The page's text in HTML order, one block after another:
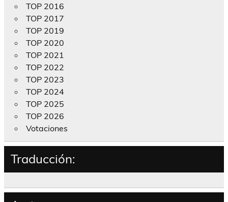
TOP 2016
TOP 2017
TOP 2019
TOP 2020
TOP 2021
TOP 2022
TOP 2023
TOP 2024
TOP 2025
TOP 2026
Votaciones
Traducción: